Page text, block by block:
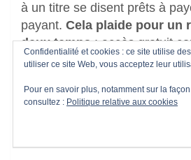
à un titre se disent prêts à
payant. Cela plaide pour un
deux temps: accès gratuit
durcissement du paywall pour
Beaucoup en revanchene
(40%
Confidentialité et cookies : ce site utilise
utiliser ce site Web, vous acceptez leur
Pour en savoir plus, notamment sur la
consultez : Politique relative aux cookies